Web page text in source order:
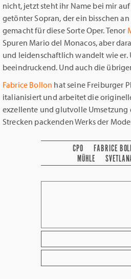
nicht, jetzt steht ihr Name bei mir
getönter Sopran, der ein bisschen
gemacht für diese Sorte Oper. Tenor
Spuren Mario del Monacos, aber
und leidenschaftlich wandelt wie
beeindruckend. Und auch die
Fabrice Bollon hat seine Freiburger
italianisiert und arbeitet die
exzellente und glutvolle
Strecken packenden Werks der
CPO FABRICE
MÜHLE